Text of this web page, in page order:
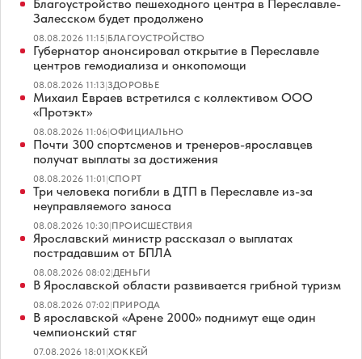
Благоустройство пешеходного центра в Переславле-
Залесском будет продолжено
08.08.2026 11:15|БЛАГОУСТРОЙСТВО
Губернатор анонсировал открытие в Переславле
центров гемодиализа и онкопомощи
08.08.2026 11:13|ЗДОРОВЬЕ
Михаил Евраев встретился с коллективом ООО
«Протэкт»
08.08.2026 11:06|ОФИЦИАЛЬНО
Почти 300 спортсменов и тренеров-ярославцев
получат выплаты за достижения
08.08.2026 11:01|СПОРТ
Три человека погибли в ДТП в Переславле из-за
неуправляемого заноса
08.08.2026 10:30|ПРОИСШЕСТВИЯ
Ярославский министр рассказал о выплатах
пострадавшим от БПЛА
08.08.2026 08:02|ДЕНЬГИ
В Ярославской области развивается грибной туризм
08.08.2026 07:02|ПРИРОДА
В ярославской «Арене 2000» поднимут еще один
чемпионский стяг
07.08.2026 18:01|ХОККЕЙ